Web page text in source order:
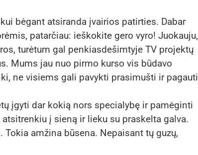
bėgant atsiranda įvairios patirties. Dabar
patarčiau: ieškokite gero vyro! Juokauju,
turėtum gal penkiasdešimtyje TV projektų
Mums jau nuo pirmo kurso vis būdavo
ne visiems gali pavykti prasimušti ir pagauti
įgyti dar kokią nors specialybę ir pamėginti
į sieną ir lieku su praskelta galva.
amžina būsena. Nepaisant tų guzų,